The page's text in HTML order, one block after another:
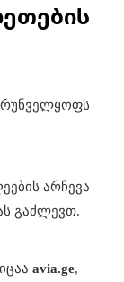
არჩევა
გაძლევთ.
avia.ge,